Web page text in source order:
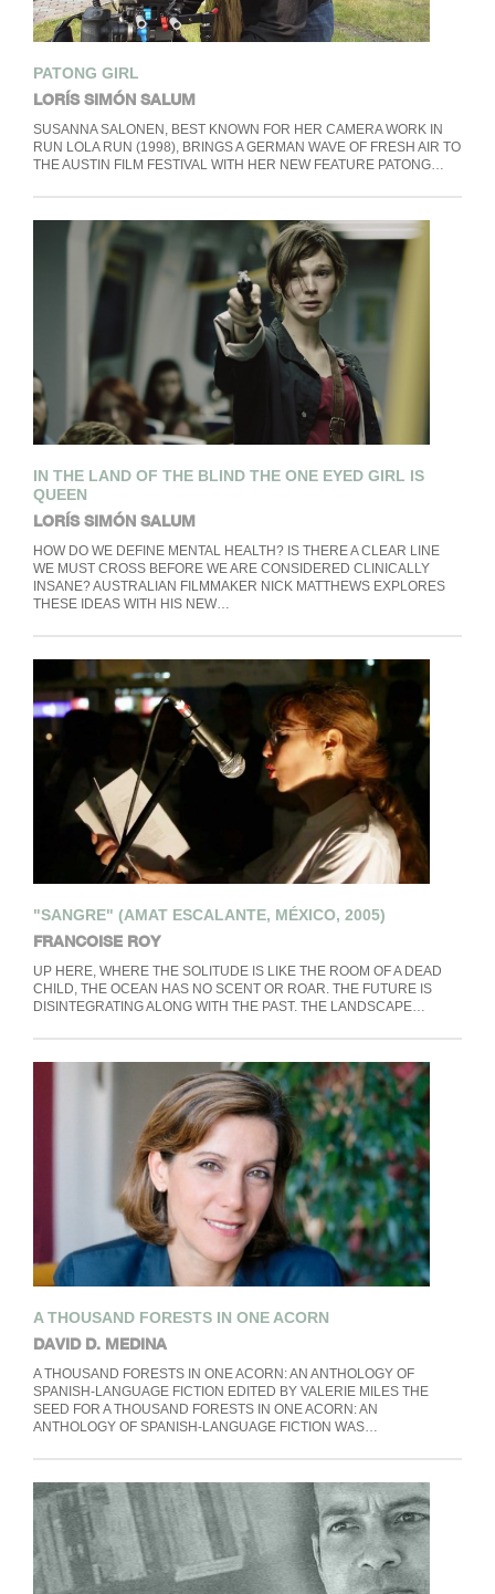
PATONG GIRL
LORÍS SIMÓN SALUM
SUSANNA SALONEN, BEST KNOWN FOR HER CAMERA WORK IN
RUN LOLA RUN (1998), BRINGS A GERMAN WAVE OF FRESH AIR TO
THE AUSTIN FILM FESTIVAL WITH HER NEW FEATURE PATONG…
IN THE LAND OF THE BLIND THE ONE EYED GIRL IS
QUEEN
LORÍS SIMÓN SALUM
HOW DO WE DEFINE MENTAL HEALTH? IS THERE A CLEAR LINE
WE MUST CROSS BEFORE WE ARE CONSIDERED CLINICALLY
INSANE? AUSTRALIAN FILMMAKER NICK MATTHEWS EXPLORES
THESE IDEAS WITH HIS NEW…
"SANGRE" (AMAT ESCALANTE, MÉXICO, 2005)
FRANCOISE ROY
UP HERE, WHERE THE SOLITUDE IS LIKE THE ROOM OF A DEAD
CHILD, THE OCEAN HAS NO SCENT OR ROAR. THE FUTURE IS
DISINTEGRATING ALONG WITH THE PAST. THE LANDSCAPE…
A THOUSAND FORESTS IN ONE ACORN
DAVID D. MEDINA
A THOUSAND FORESTS IN ONE ACORN: AN ANTHOLOGY OF
SPANISH-LANGUAGE FICTION EDITED BY VALERIE MILES THE
SEED FOR A THOUSAND FORESTS IN ONE ACORN: AN
ANTHOLOGY OF SPANISH-LANGUAGE FICTION WAS…